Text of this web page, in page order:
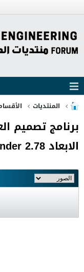
المنتديات
برنامج تصميم
الابعاد Blender 2.78